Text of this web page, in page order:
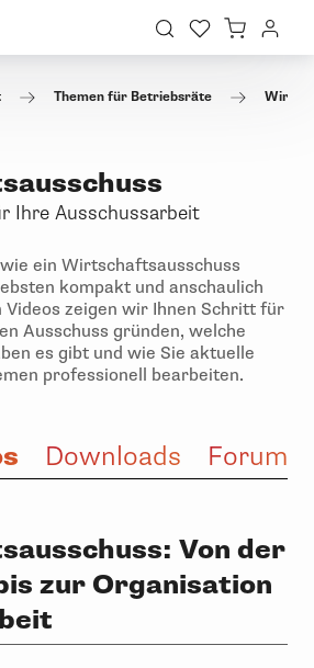
Themen für Betriebsräte
Ihre Ausschussarbeit
ein Wirtschaftsausschuss
kompakt und anschaulich
zeigen wir Ihnen Schritt für
Ausschuss gründen, welche
es gibt und wie Sie aktuelle
professionell bearbeiten.
Downloads Forum
Von der
zur Organisation